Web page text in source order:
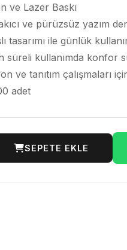
ve Lazer Baskı
ve pürüzsüz yazım
tasarımı ile günlük
süreli kullanımda konfor
ve tanıtım çalışmaları
adet
SEPETE EKLE